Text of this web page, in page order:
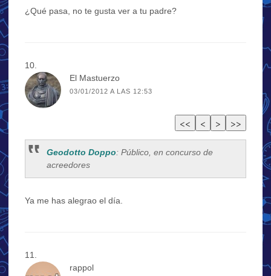
¿Qué pasa, no te gusta ver a tu padre?
El Mastuerzo
03/01/2012 A LAS 12:53
Geodotto Doppo: Público, en concurso de
acreedores
Ya me has alegrao el día.
rappol